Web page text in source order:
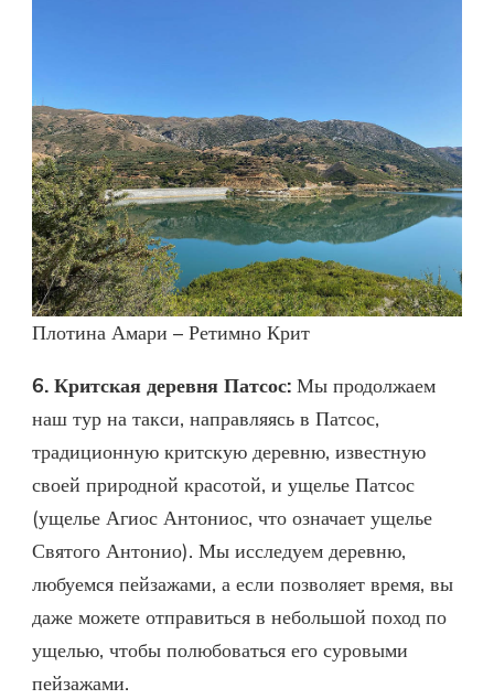
Плотина Амари – Ретимно Крит
6. Критская деревня Патсос: Мы продолжаем
наш тур на такси, направляясь в Патсос,
традиционную критскую деревню, известную
своей природной красотой, и ущелье Патсос
(ущелье Агиос Антониос, что означает ущелье
Святого Антонио). Мы исследуем деревню,
любуемся пейзажами, а если позволяет время, вы
даже можете отправиться в небольшой поход по
ущелью, чтобы полюбоваться его суровыми
пейзажами.